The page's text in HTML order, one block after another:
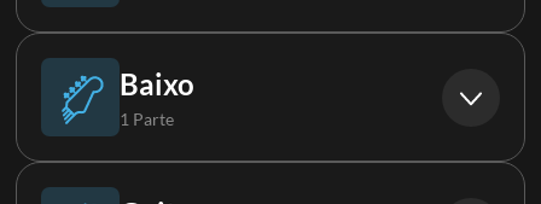
Percussão
Loop
Baixo
1 Parte
Baixo